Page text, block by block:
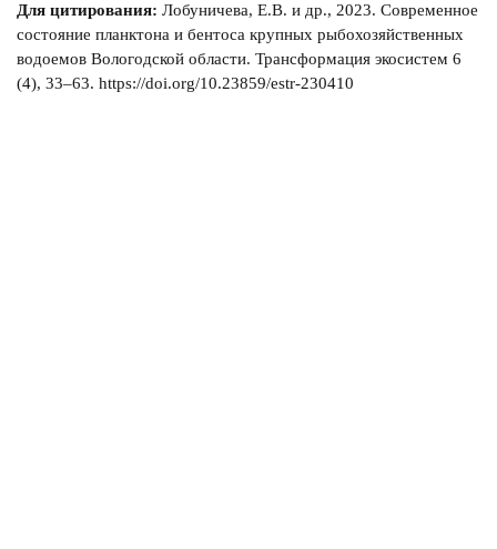
Для цитирования: Лобуничева, Е.В. и др., 2023. Современное
состояние планктона и бентоса крупных рыбохозяйственных
водоемов Вологодской области. Трансформация экосистем 6
(4), 33–63. https://doi.org/10.23859/estr-230410